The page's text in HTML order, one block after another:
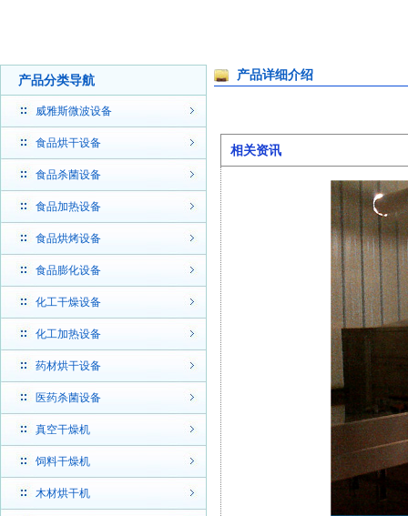
产品分类导航
威雅斯微波设备
食品烘干设备
食品杀菌设备
食品加热设备
食品烘烤设备
食品膨化设备
化工干燥设备
化工加热设备
药材烘干设备
医药杀菌设备
真空干燥机
饲料干燥机
木材烘干机
产品详细介绍
相关资讯